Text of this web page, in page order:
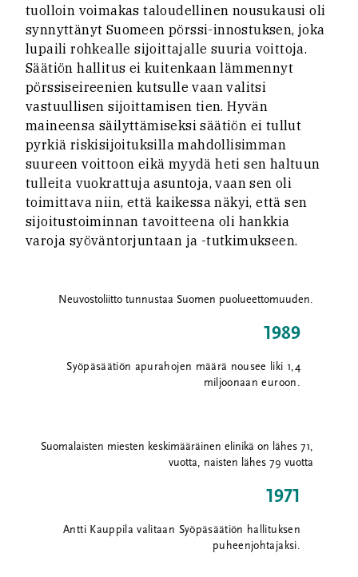
tuolloin voimakas taloudellinen nousukausi oli
synnyttänyt Suomeen pörssi-innostuksen, joka
lupaili rohkealle sijoittajalle suuria voittoja.
Säätiön hallitus ei kuitenkaan lämmennyt
pörssiseireenien kutsulle vaan valitsi
vastuullisen sijoittamisen tien. Hyvän
maineensa säilyttämiseksi säätiön ei tullut
pyrkiä riskisijoituksilla mahdollisimman
suureen voittoon eikä myydä heti sen haltuun
tulleita vuokrattuja asuntoja, vaan sen oli
toimittava niin, että kaikessa näkyi, että sen
sijoitustoiminnan tavoitteena oli hankkia
varoja syöväntorjuntaan ja -tutkimukseen.
Neuvostoliitto tunnustaa Suomen puolueettomuuden.
1989
Syöpäsäätiön apurahojen määrä nousee liki 1,4
miljoonaan euroon.
Suomalaisten miesten keskimääräinen elinikä on lähes 71,
vuotta, naisten lähes 79 vuotta
1971
Antti Kauppila valitaan Syöpäsäätiön hallituksen
puheenjohtajaksi.